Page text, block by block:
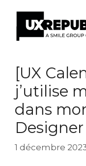
contenu
[UX
j’utilise
dans
Designer
1 décembre